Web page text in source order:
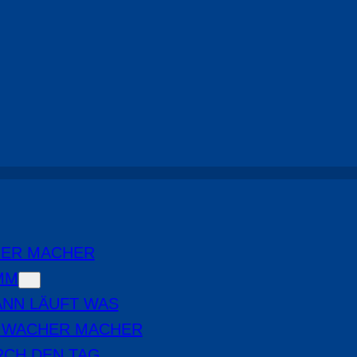
MACHER
LÄUFT WAS
MACHER